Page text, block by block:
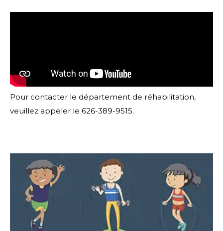
Pour contacter le département de réhabilitation,
veuillez appeler le 626-389-9515.